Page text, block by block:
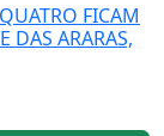
FICAM
DAS ARARAS,